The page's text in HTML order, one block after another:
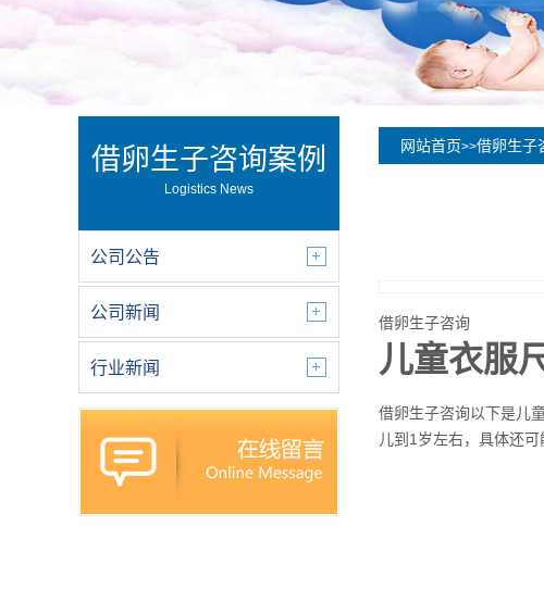
借卵生子咨询案例
Logistics News
公司公告
公司新闻
行业新闻
网站首页>>借卵生子
借卵生子咨询
儿童衣服
借卵生子咨询以下是儿
儿到1岁左右，具体还